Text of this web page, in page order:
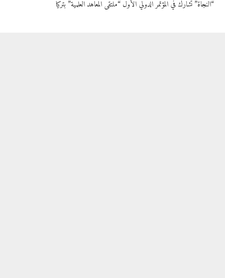
“النجاة” تشارك في المؤتمر الدولي الأول “ملتقى المعاهد العلمية” بتركيا